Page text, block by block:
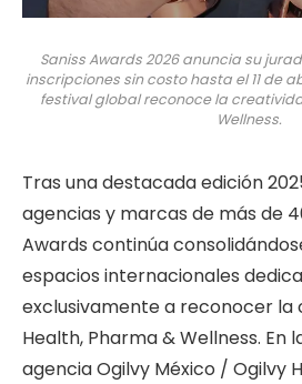
Saniss Awards 2026 anuncia su
inscripciones sin costo hasta el 11 de
festival global reconoce la
Wellness.
Tras una destacada edición
agencias y marcas de más de
Awards continúa
espacios internacionales
exclusivamente a reconocer la
Health, Pharma & Wellness. En
agencia Ogilvy México / Ogilvy